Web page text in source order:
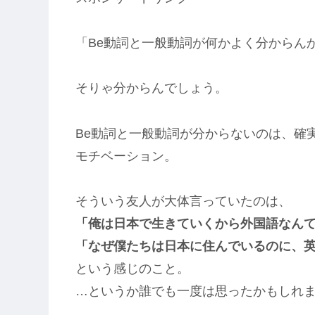
「Be動詞と一般動詞が何かよく分からん
そりゃ分からんでしょう。
Be動詞と一般動詞が分からないのは、確
モチベーション。
そういう友人が大体言っていたのは、
「俺は日本で生きていくから外国語なん
「なぜ僕たちは日本に住んでいるのに、
という感じのこと。
…というか誰でも一度は思ったかもしれま